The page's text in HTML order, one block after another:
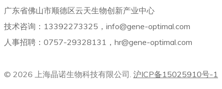
广东省佛山市顺德区云天生物创新产业中心
技术咨询：13392273325，info@gene-optimal.com
人事招聘：0757-29328131，hr@gene-optimal.com
© 2026 上海晶诺生物科技有限公司. 沪ICP备15025910号-1